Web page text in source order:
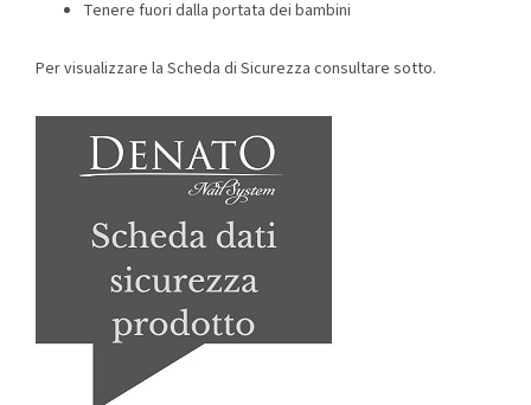
Tenere fuori dalla portata dei bambini
Per visualizzare la Scheda di Sicurezza consultare sotto.